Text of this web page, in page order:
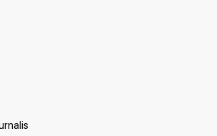
Gunung Bromo
Penerapan Pajak Marketplace, DJP:
60 Persen Saham KCIC
DPR Usulkan Mekanisme Pra Judicial